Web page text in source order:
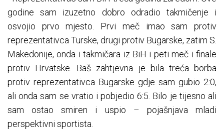
godine sam izuzetno dobro odradio takmičenje i
osvojio prvo mjesto. Prvi meč imao sam protiv
reprezentativca Turske, drugi protiv Bugarske, zatim S.
Makedonije, onda i takmičara iz BiH i peti meč i finale
protiv Hrvatske. Baš zahtjevna je bila treća borba
protiv reprezentativca Bugarske gdje sam gubio 2:0,
ali onda sam se vratio i pobjedio 6:5. Bilo je tijesno ali
sam ostao smiren i uspio – pojašnjava mladi
perspektivni sportista.